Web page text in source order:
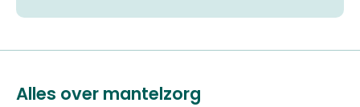
Alles over mantelzorg